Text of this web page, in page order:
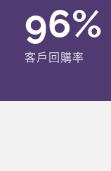
96%
客戶回購率